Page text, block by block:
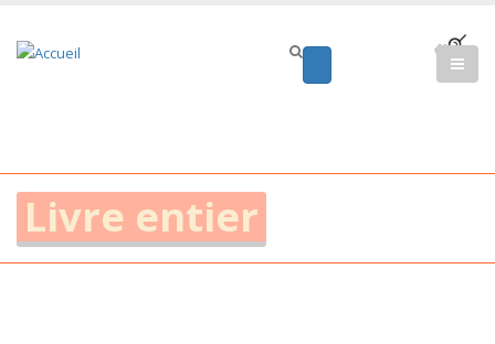
Livre entier